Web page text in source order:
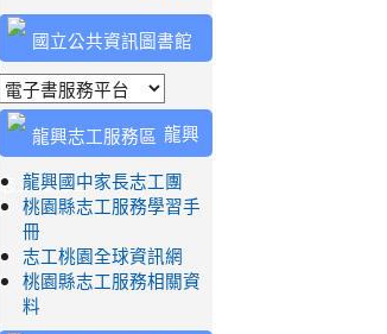
國立公共資訊圖書館
龍興
志工服務區
龍興國中家長志工團
桃園縣志工服務學習手
冊
志工桃園全球資訊網
桃園縣志工服務相關資
料